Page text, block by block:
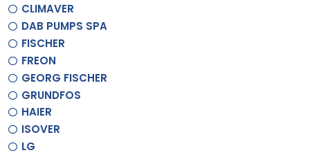
CLIMAVER
DAB PUMPS SPA
FISCHER
FREON
GEORG FISCHER
GRUNDFOS
HAIER
ISOVER
LG